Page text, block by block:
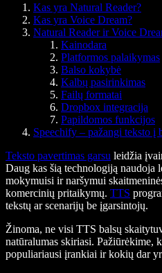
Kas yra Natural Reader?
Kas yra Voice Dream?
Natural Reader ir Voice
Kainodara
Platformos palaikymas
Balso kokybė
Kalbų pasirinkimas
Failų formatai
Dropbox integracija
Papildomos funkcijos
Speechify – pažangi teksto į
Teksto pavertimas garsu leidžia
Daug kas šią technologiją naudoja
mokymuisi ir naršymui
komercinių pritaikymų. TTS
tekstų ar scenarijų be įgarsintojų.
Žinoma, ne visi TTS balsų
natūralumas skiriasi. Pažiūrėkime,
populiariausi įrankiai ir kokių dar